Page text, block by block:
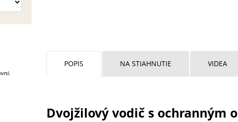
POPIS NA STIAHNUTIE VIDEA
Dvojžilový vodič s ochranným